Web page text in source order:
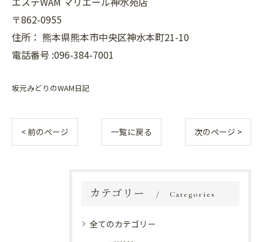
〒862-0955
住所： 熊本県熊本市中央区神水本町21-10
電話番号 :096-384-7001
坂元みどりのWAM日記
< 前のページ 一覧に戻る 次のページ >
カテゴリー Categories
全てのカテゴリー